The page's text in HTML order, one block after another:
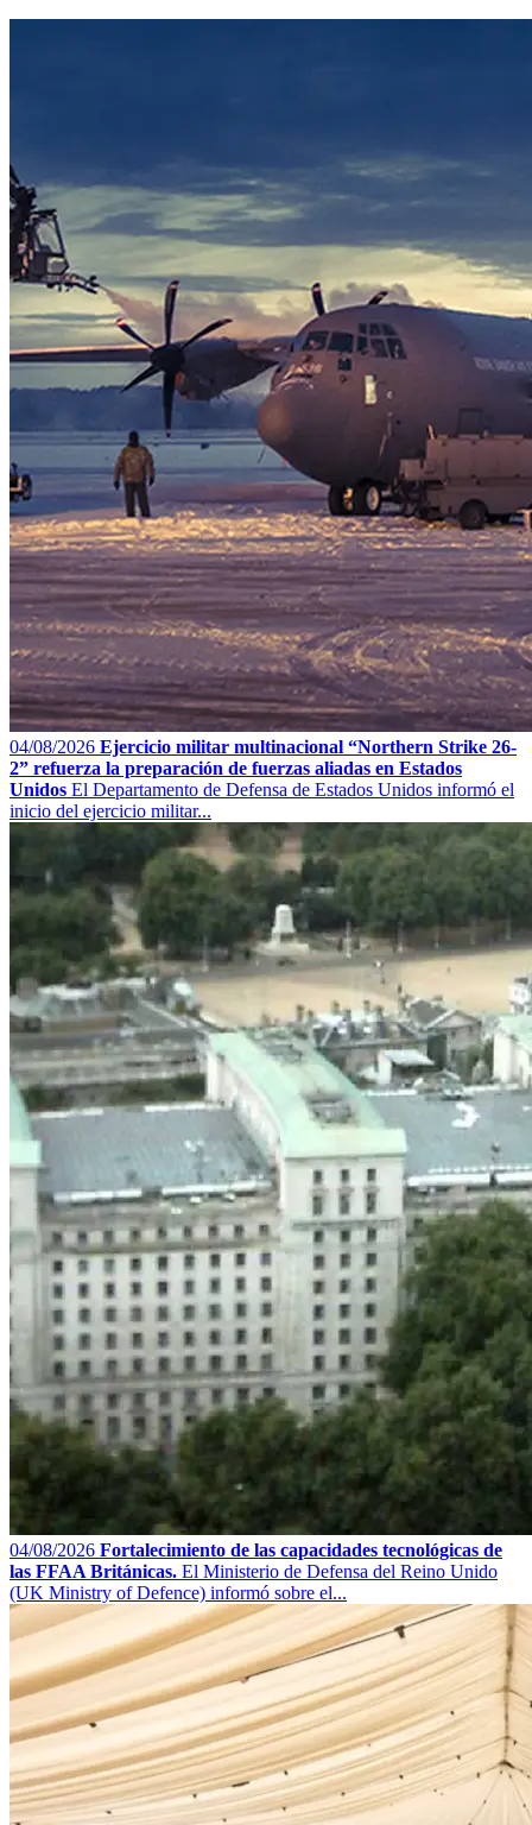
04/08/2026 Ejercicio militar multinacional “Northern Strike 26-
2” refuerza la preparación de fuerzas aliadas en Estados
Unidos El Departamento de Defensa de Estados Unidos informó el
inicio del ejercicio militar...
04/08/2026 Fortalecimiento de las capacidades tecnológicas de
las FFAA Británicas. El Ministerio de Defensa del Reino Unido
(UK Ministry of Defence) informó sobre el...